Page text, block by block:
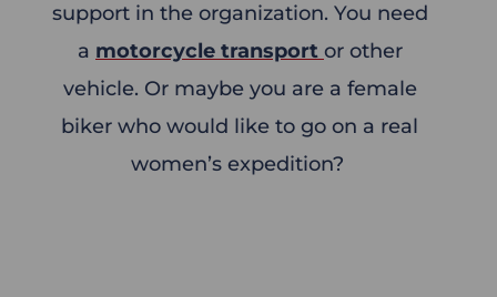
support in the organization. You need
a motorcycle transport or other
vehicle. Or maybe you are a female
biker who would like to go on a real
women’s expedition?